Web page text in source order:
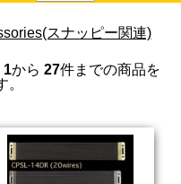
スナッピー関連)
1から 27件までの商品を
。